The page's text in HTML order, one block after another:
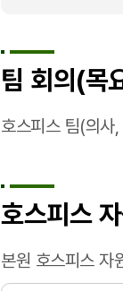
팀 회의(목
호스피스 팀(의사
호스피스
본원 호스피스 자